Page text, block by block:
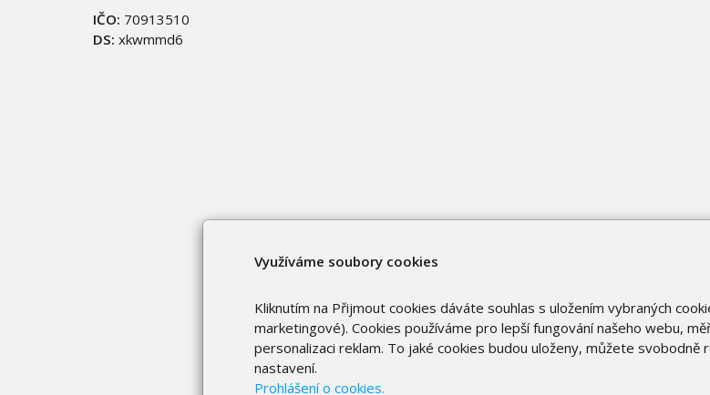
IČO: 70913510
DS: xkwmmd6
Využíváme soubory cookies
Kliknutím na Přijmout cookies dáváte souhlas s uložením vybraných
marketingové). Cookies používáme pro lepší fungování našeho webu,
personalizaci reklam. To jaké cookies budou uloženy, můžete
nastavení.
Prohlášení o cookies.